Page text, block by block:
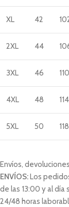
XL 42
2XL 44
3XL 46 110
4XL 48 114
5XL 50 118
Envíos,
ENVÍOS: Los
de las 13:00 y al día
24/48 horas